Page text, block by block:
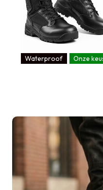
Waterproof Onze